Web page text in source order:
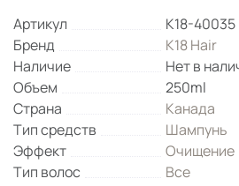
Артикул
K18-40035
Бренд
K18 Hair
Наличие
Нет в
Объем
250ml
Страна
Канада
Тип средств
Шампунь
Эффект
Очищение
Тип волос
Все